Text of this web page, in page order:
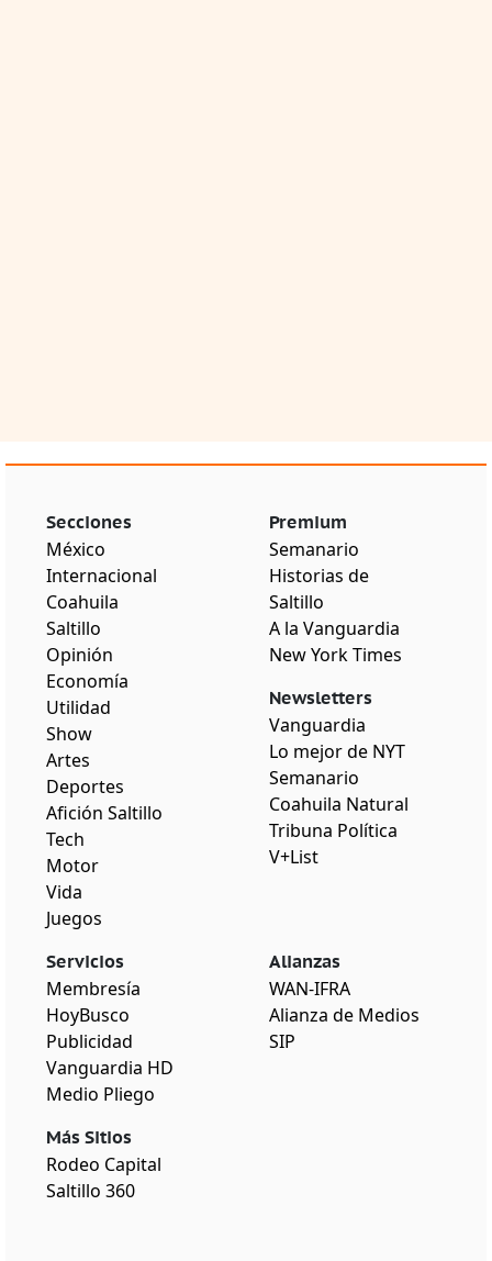
Secciones
México
Internacional
Coahuila
Saltillo
Opinión
Economía
Utilidad
Show
Artes
Deportes
Afición Saltillo
Tech
Motor
Vida
Juegos
Premium
Semanario
Historias de
Saltillo
A la Vanguardia
New York Times
Newsletters
Vanguardia
Lo mejor de NYT
Semanario
Coahuila Natural
Tribuna Política
V+List
Servicios
Membresía
HoyBusco
Publicidad
Vanguardia HD
Medio Pliego
Más Sitios
Rodeo Capital
Saltillo 360
Alianzas
WAN-IFRA
Alianza de Medios
SIP